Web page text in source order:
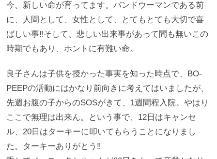
今、新しい命が育ってます。バンドウーマンである前
に、人間として、女性として、とてもとても大切で喜
ばしい事‼そして、悲しい出来事があって間も無いこの
時期でもあり、ホントに有難い命。
良子さんは子供を授かった事実を知った時点で、BO-
PEEPの活動にはかなり前向きに考えてはいましたが、
先週お腹の子からのSOSがきて、1週間程入院。やはり
ここで無理は出来ん。という事で、12日はキャンセ
ル、20日はターキーに叩いてもらうことになりまし
た。ターキーありがとう‼